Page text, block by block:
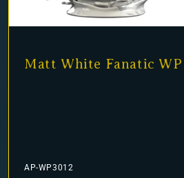
Fine Primer Black
AK1009